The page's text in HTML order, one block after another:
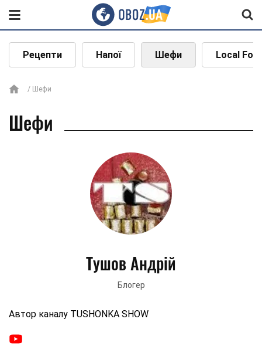
Рецепти Напої Шефи Local
Шефи
Шефи
Тушов Андрій
Блогер
Автор каналу TUSHONKA SHOW